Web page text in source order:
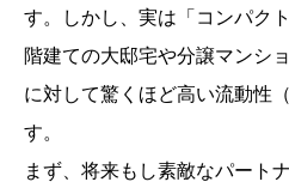
す。しかし、実は「コンパク
階建ての大邸宅や分譲マンシ
に対して驚くほど高い流動性
す。
まず、将来もし素敵なパート